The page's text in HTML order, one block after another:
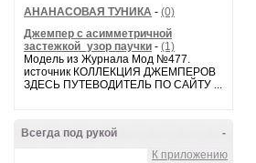
АНАНАСОВАЯ ТУНИКА - (0)
Джемпер с асимметричной
застежкой_узор паучки - (1)
Модель из Журнала Мод №477.
источник КОЛЛЕКЦИЯ ДЖЕМПЕРОВ
ЗДЕСЬ ПУТЕВОДИТЕЛЬ ПО САЙТУ ...
-
Всегда под рукой
К приложению